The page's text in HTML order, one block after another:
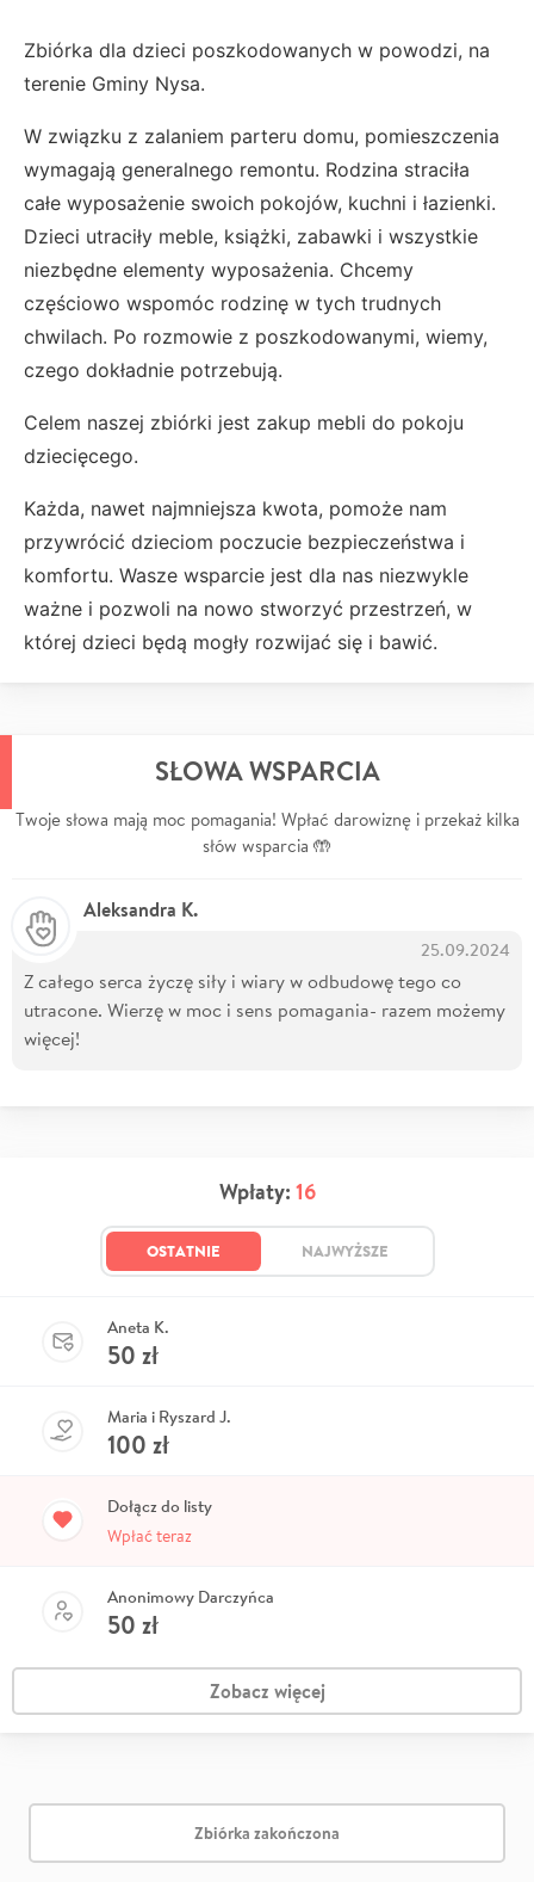
Zbiórka dla dzieci poszkodowanych w powodzi, na
terenie Gminy Nysa.
W związku z zalaniem parteru domu, pomieszczenia
wymagają generalnego remontu. Rodzina straciła
całe wyposażenie swoich pokojów, kuchni i łazienki.
Dzieci utraciły meble, książki, zabawki i wszystkie
niezbędne elementy wyposażenia. Chcemy
częściowo wspomóc rodzinę w tych trudnych
chwilach. Po rozmowie z poszkodowanymi, wiemy,
czego dokładnie potrzebują.
Celem naszej zbiórki jest zakup mebli do pokoju
dziecięcego.
Każda, nawet najmniejsza kwota, pomoże nam
przywrócić dzieciom poczucie bezpieczeństwa i
komfortu. Wasze wsparcie jest dla nas niezwykle
ważne i pozwoli na nowo stworzyć przestrzeń, w
której dzieci będą mogły rozwijać się i bawić.
SŁOWA WSPARCIA
Twoje słowa mają moc pomagania! Wpłać darowiznę i przekaż kilka
słów wsparcia 🤲
Aleksandra K.
25.09.2024
Z całego serca życzę siły i wiary w odbudowę tego co
utracone. Wierzę w moc i sens pomagania- razem możemy
więcej!
Wpłaty: 16
OSTATNIE NAJWYŻSZE
Aneta K.
50 zł
Maria i Ryszard J.
100 zł
Dołącz do listy
Wpłać teraz
Anonimowy Darczyńca
50 zł
Zobacz więcej
Zbiórka zakończona